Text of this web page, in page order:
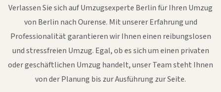
Verlassen Sie sich auf Umzugsexperte Berlin für Ihren Umzug
von Berlin nach Ourense. Mit unserer Erfahrung und
Professionalität garantieren wir Ihnen einen reibungslosen
und stressfreien Umzug. Egal, ob es sich um einen privaten
oder geschäftlichen Umzug handelt, unser Team steht Ihnen
von der Planung bis zur Ausführung zur Seite.